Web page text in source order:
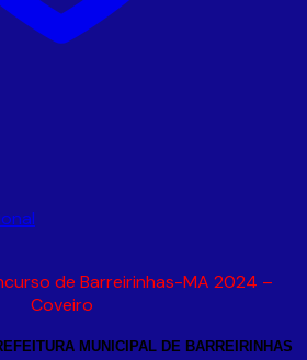
de Barreirinhas-MA 2024 –
Coveiro
MUNICIPAL DE BARREIRINHAS